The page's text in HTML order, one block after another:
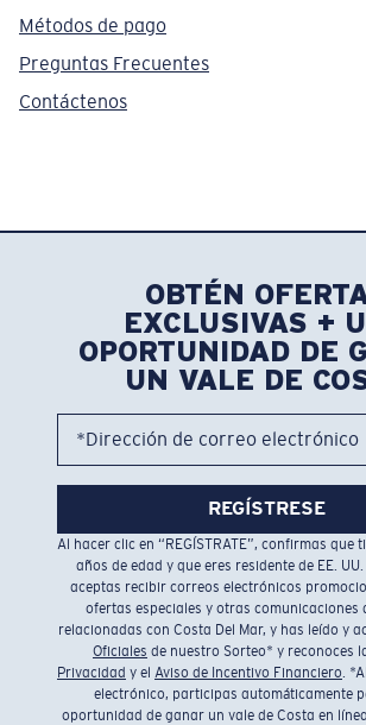
Métodos de pago
Preguntas Frecuentes
Contáctenos
OBTÉN
EXCLUSIVAS +
OPORTUNIDAD DE
UN VALE DE
*Dirección de correo electrónico
REGÍSTRESE
Al hacer clic en “REGÍSTRATE”, confirmas que
años de edad y que eres residente de EE.
aceptas recibir correos electrónicos
ofertas especiales y otras comunicaciones
relacionadas con Costa Del Mar, y has leído y
Oficiales de nuestro Sorteo* y reconoces
Privacidad y el Aviso de Incentivo Financiero .
electrónico, participas automáticamente
oportunidad de ganar un vale de Costa en